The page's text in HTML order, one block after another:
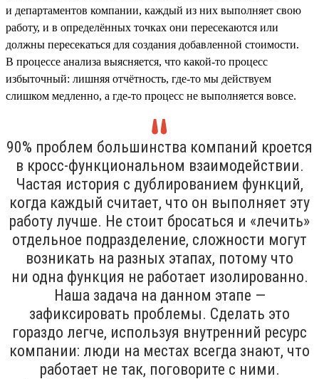
и департаментов компании, каждый из них выполняет свою
работу, и в определённых точках они пересекаются или
должны пересекаться для создания добавленной стоимости.
В процессе анализа выясняется, что какой-то процесс
избыточный: лишняя отчётность, где-то мы действуем
слишком медленно, а где-то процесс не выполняется вовсе.
90% проблем большинства компаний кроется
в кросс-функциональном взаимодействии.
Частая история с дублированием функций,
когда каждый считает, что он выполняет эту
работу лучше. Не стоит бросаться и «лечить»
отдельное подразделение, сложности могут
возникать на разных этапах, потому что
ни одна функция не работает изолированно.
Наша задача на данном этапе —
зафиксировать проблемы. Сделать это
гораздо легче, используя внутренний ресурс
компании: люди на местах всегда знают, что
работает не так, поговорите с ними.